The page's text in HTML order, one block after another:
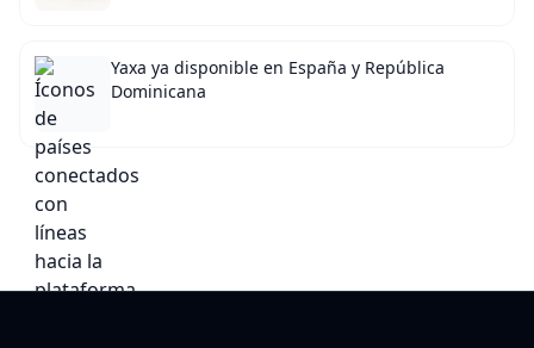
Yaxa ya disponible en España y República
Dominicana